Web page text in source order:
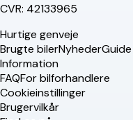
CVR: 42133965
Hurtige genveje
Brugte bilerNyheder
Information
FAQFor bilforhandlere
Cookieinstillinger
Brugervilkår